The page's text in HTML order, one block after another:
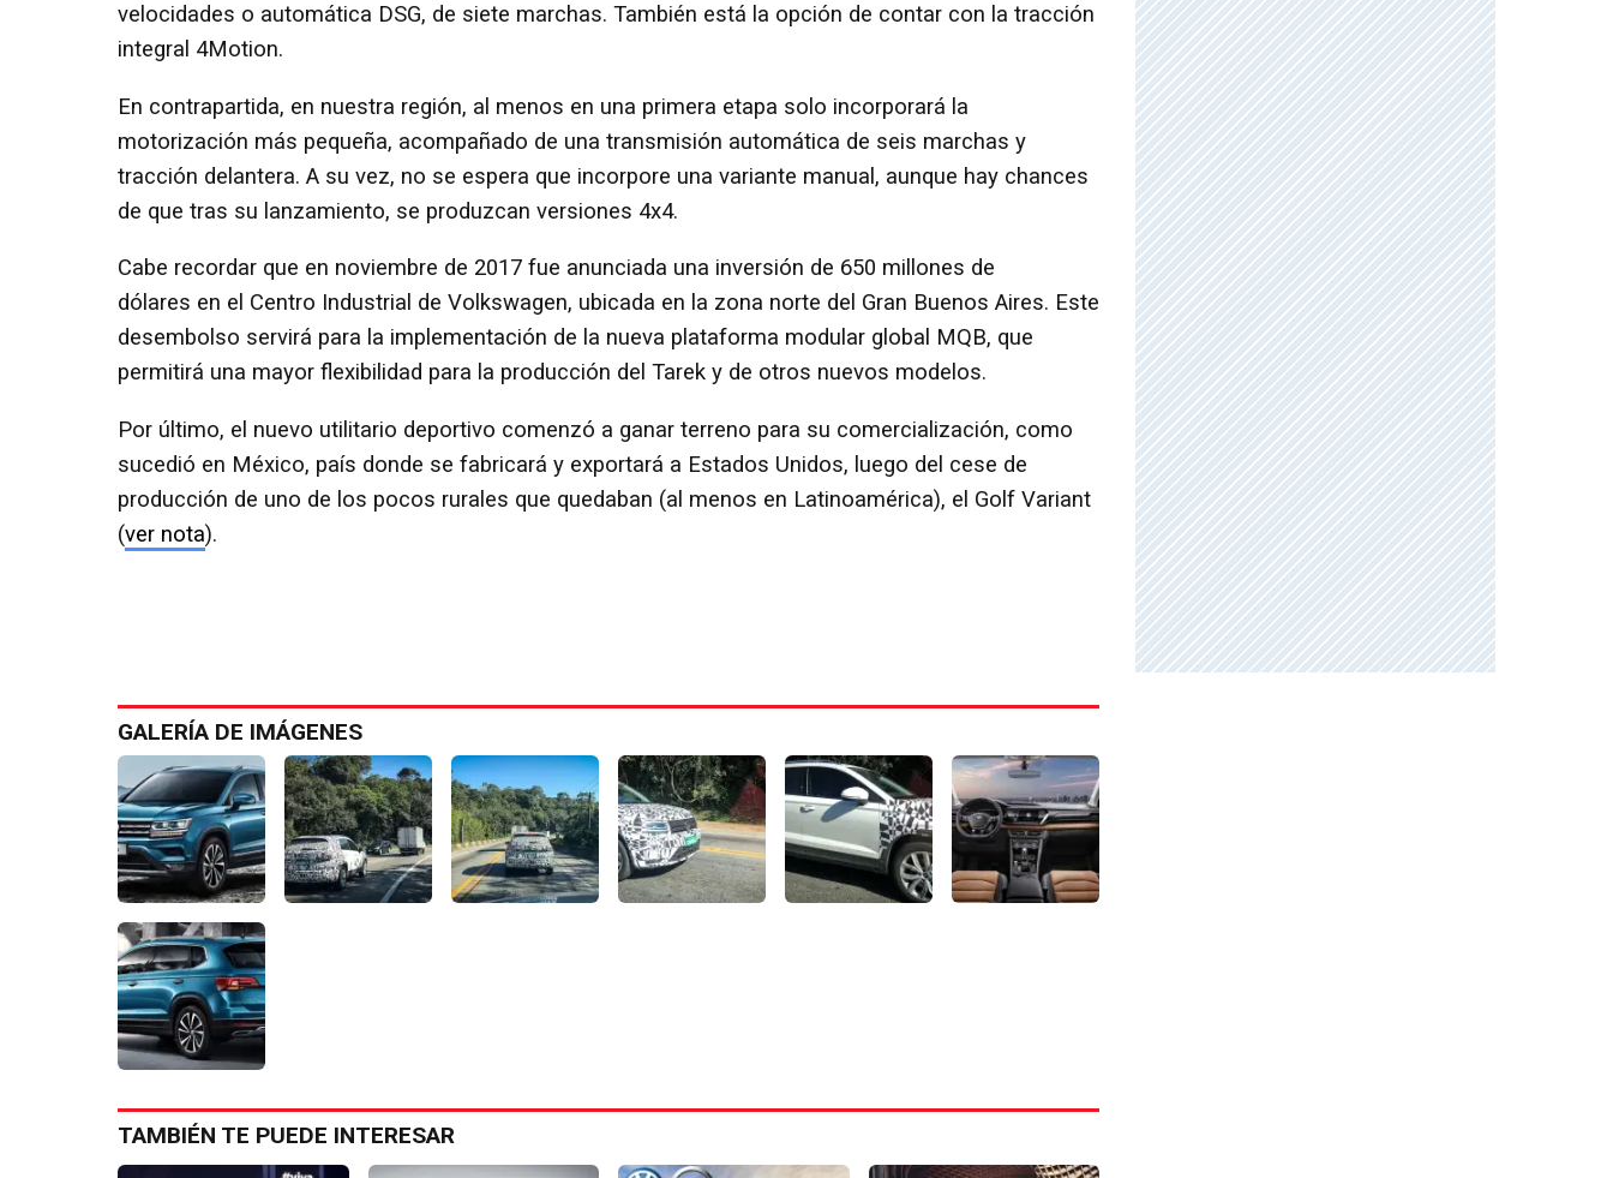
velocidades o automática DSG, de siete marchas. También está la opción de contar con la tracción
integral 4Motion.
En contrapartida, en nuestra región, al menos en una primera etapa solo incorporará la
motorización más pequeña, acompañado de una transmisión automática de seis marchas y
tracción delantera. A su vez, no se espera que incorpore una variante manual, aunque hay chances
de que tras su lanzamiento, se produzcan versiones 4x4.
Cabe recordar que en noviembre de 2017 fue anunciada una inversión de 650 millones de
dólares en el Centro Industrial de Volkswagen, ubicada en la zona norte del Gran Buenos Aires. Este
desembolso servirá para la implementación de la nueva plataforma modular global MQB, que
permitirá una mayor flexibilidad para la producción del Tarek y de otros nuevos modelos.
Por último, el nuevo utilitario deportivo comenzó a ganar terreno para su comercialización, como
sucedió en México, país donde se fabricará y exportará a Estados Unidos, luego del cese de
producción de uno de los pocos rurales que quedaban (al menos en Latinoamérica), el Golf Variant
(ver nota).
GALERÍA DE IMÁGENES
TAMBIÉN TE PUEDE INTERESAR